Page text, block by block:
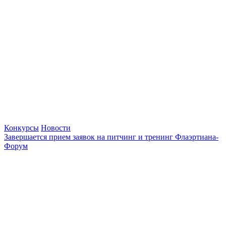
Конкурсы Новости
Завершается прием заявок на питчинг и тренинг Флаэртиана-
Форум